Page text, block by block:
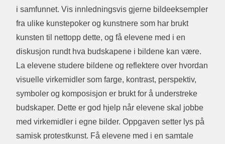
i samfunnet. Vis innledningsvis gjerne bildeeksempler
fra ulike kunstepoker og kunstnere som har brukt
kunsten til nettopp dette, og få elevene med i en
diskusjon rundt hva budskapene i bildene kan være.
La elevene studere bildene og reflektere over hvordan
visuelle virkemidler som farge, kontrast, perspektiv,
symboler og komposisjon er brukt for å understreke
budskaper. Dette er god hjelp når elevene skal jobbe
med virkemidler i egne bilder. Oppgaven setter lys på
samisk protestkunst. Få elevene med i en samtale